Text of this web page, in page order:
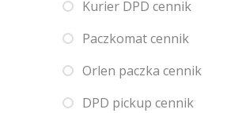
Kurier DPD cennik
Paczkomat cennik
Orlen paczka cennik
DPD pickup cennik